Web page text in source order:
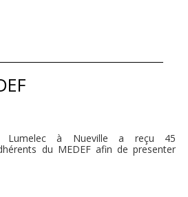
Lumelec à Nueville a reçu 45
du MEDEF afin de presenter